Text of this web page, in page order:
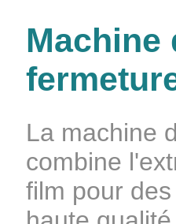
Machine
La machine
combine
film pour